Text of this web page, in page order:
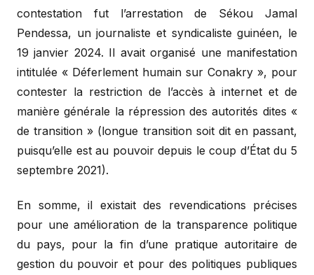
contestation fut l’arrestation de Sékou Jamal
Pendessa, un journaliste et syndicaliste guinéen, le
19 janvier 2024. Il avait organisé une manifestation
intitulée « Déferlement humain sur Conakry », pour
contester la restriction de l’accès à internet et de
manière générale la répression des autorités dites «
de transition » (longue transition soit dit en passant,
puisqu’elle est au pouvoir depuis le coup d’État du 5
septembre 2021).
En somme, il existait des revendications précises
pour une amélioration de la transparence politique
du pays, pour la fin d’une pratique autoritaire de
gestion du pouvoir et pour des politiques publiques